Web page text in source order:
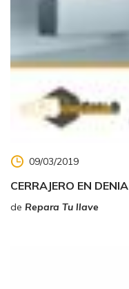
09/03/2019
CERRAJERO EN DENIA
de Repara Tu llave